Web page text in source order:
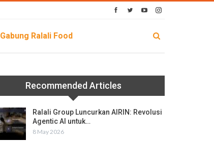
Gabung Ralali Food
Recommended Articles
Ralali Group Luncurkan AIRIN: Revolusi
Agentic AI untuk…
8 May 2026